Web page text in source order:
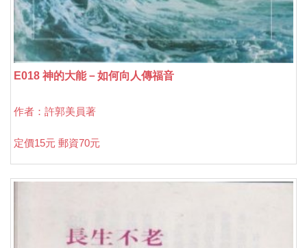
E018 神的大能－如何向人傳福音
作者：許郭美員著
定價15元 郵資70元